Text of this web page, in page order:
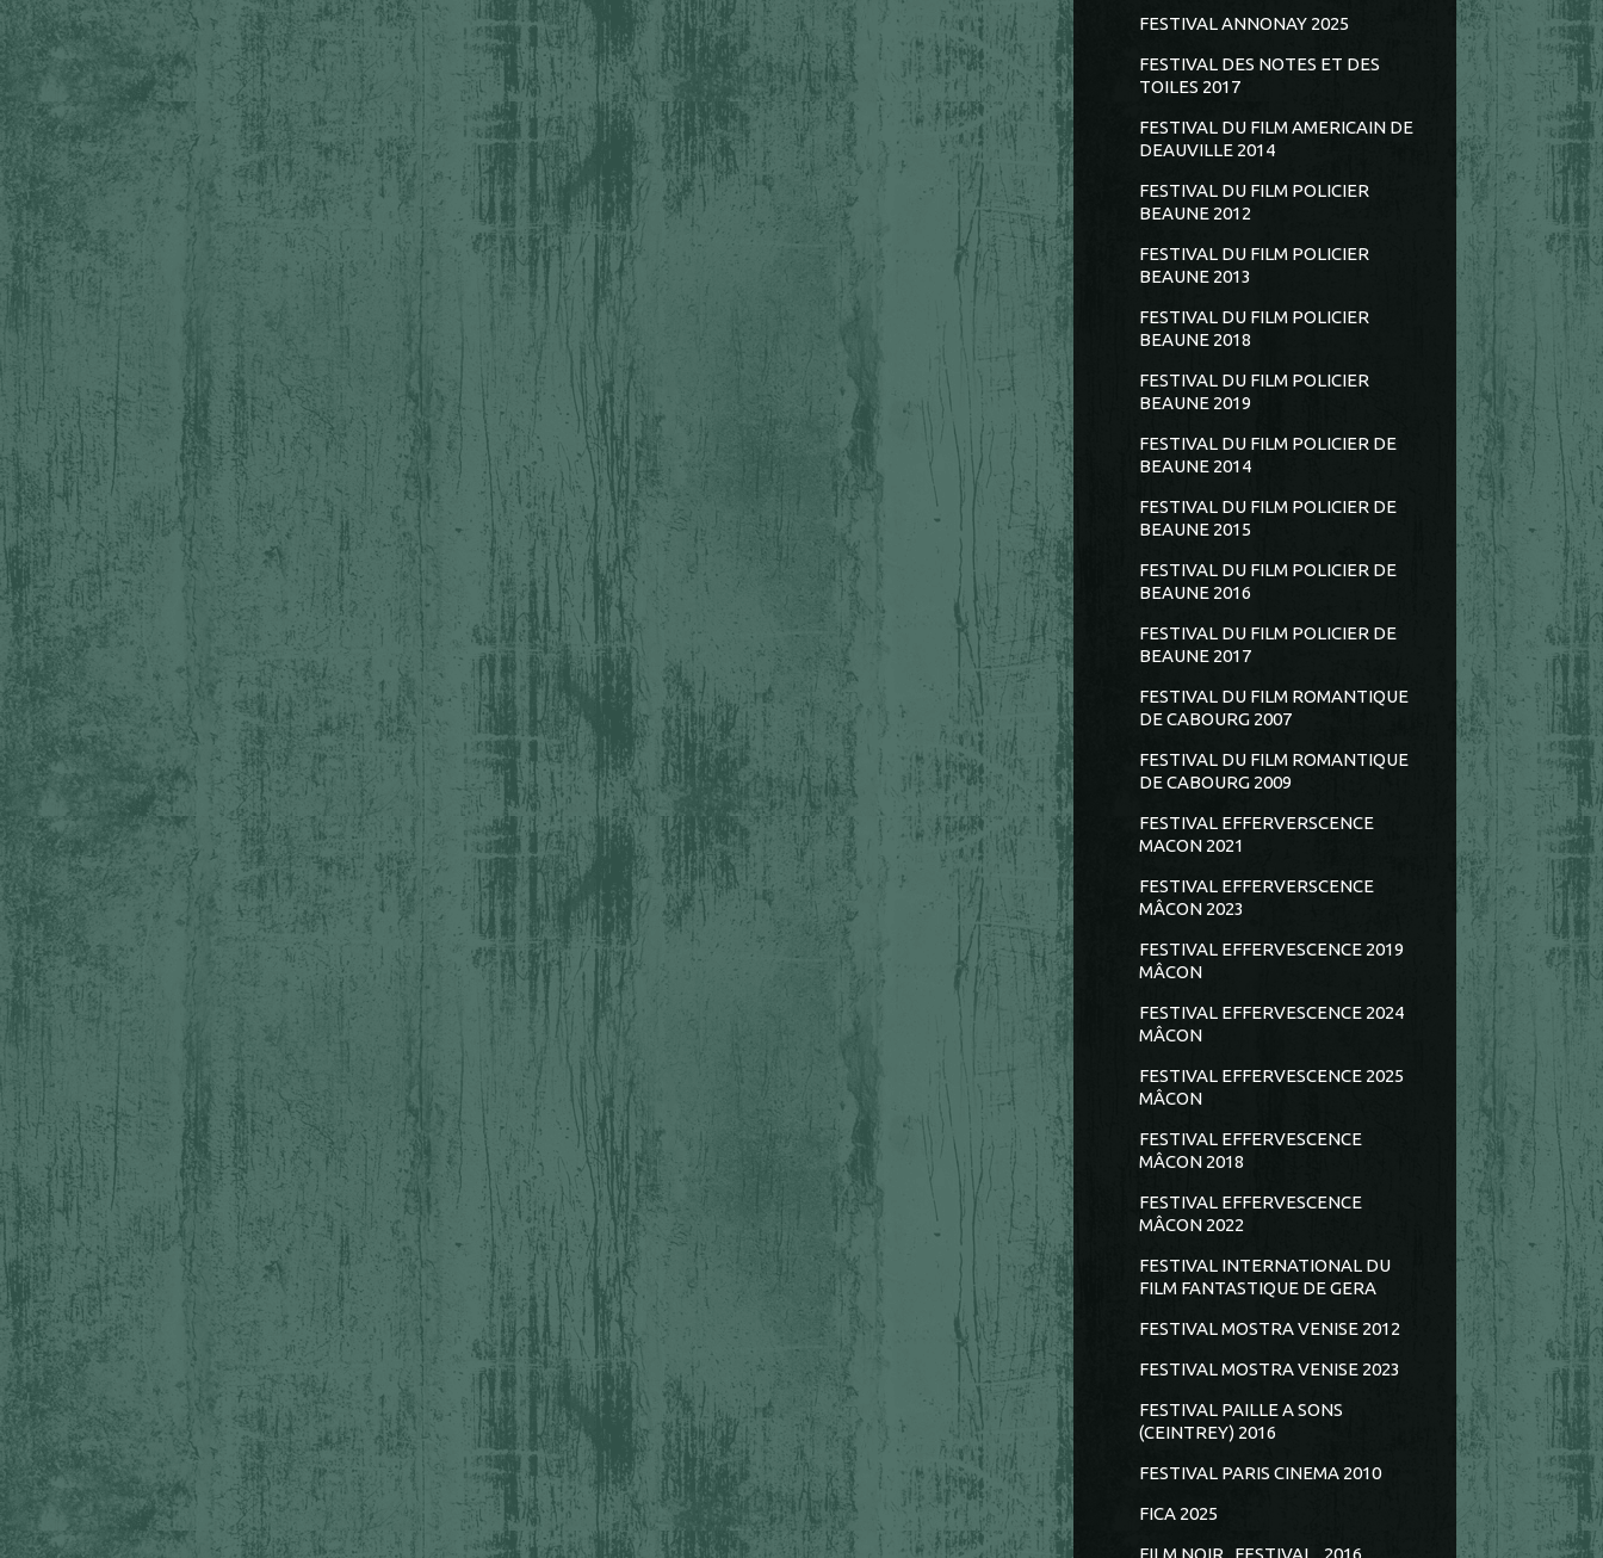
FESTIVAL ANNONAY 2025
FESTIVAL DES NOTES ET DES
TOILES 2017
FESTIVAL DU FILM AMERICAIN DE
DEAUVILLE 2014
FESTIVAL DU FILM POLICIER
BEAUNE 2012
FESTIVAL DU FILM POLICIER
BEAUNE 2013
FESTIVAL DU FILM POLICIER
BEAUNE 2018
FESTIVAL DU FILM POLICIER
BEAUNE 2019
FESTIVAL DU FILM POLICIER DE
BEAUNE 2014
FESTIVAL DU FILM POLICIER DE
BEAUNE 2015
FESTIVAL DU FILM POLICIER DE
BEAUNE 2016
FESTIVAL DU FILM POLICIER DE
BEAUNE 2017
FESTIVAL DU FILM ROMANTIQUE
DE CABOURG 2007
FESTIVAL DU FILM ROMANTIQUE
DE CABOURG 2009
FESTIVAL EFFERVERSCENCE
MACON 2021
FESTIVAL EFFERVERSCENCE
MÂCON 2023
FESTIVAL EFFERVESCENCE 2019
MÂCON
FESTIVAL EFFERVESCENCE 2024
MÂCON
FESTIVAL EFFERVESCENCE 2025
MÂCON
FESTIVAL EFFERVESCENCE
MÂCON 2018
FESTIVAL EFFERVESCENCE
MÂCON 2022
FESTIVAL INTERNATIONAL DU
FILM FANTASTIQUE DE GERA
FESTIVAL MOSTRA VENISE 2012
FESTIVAL MOSTRA VENISE 2023
FESTIVAL PAILLE A SONS
(CEINTREY) 2016
FESTIVAL PARIS CINEMA 2010
FICA 2025